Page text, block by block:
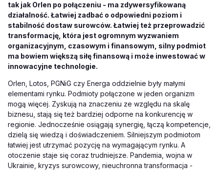
tak jak Orlen po połączeniu - ma zdywersyfikowaną
działalność. Łatwiej zadbać o odpowiedni poziom i
stabilność dostaw surowców. Łatwiej też przeprowadzić
transformację, która jest ogromnym wyzwaniem
organizacyjnym, czasowym i finansowym, silny podmiot
ma bowiem większą siłę finansową i może inwestować w
innowacyjne technologie.
Orlen, Lotos, PGNiG czy Energa oddzielnie były małymi
elementami rynku. Podmioty połączone w jeden organizm
mogą więcej. Zyskują na znaczeniu ze względu na skalę
biznesu, stają się też bardziej odporne na konkurencję w
regionie. Jednocześnie osiągają synergię, łączą kompetencje,
dzielą się wiedzą i doświadczeniem. Silniejszym podmiotom
łatwiej jest utrzymać pozycję na wymagającym rynku. A
otoczenie staje się coraz trudniejsze. Pandemia, wojna w
Ukrainie, kryzys surowcowy, nieuchronna transformacja -